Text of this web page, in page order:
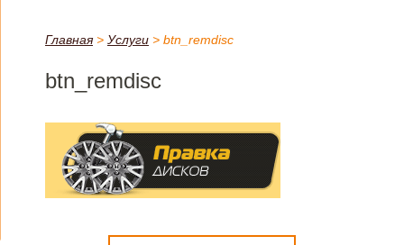
Главная> Услуги > btn_remdisc
btn_remdisc